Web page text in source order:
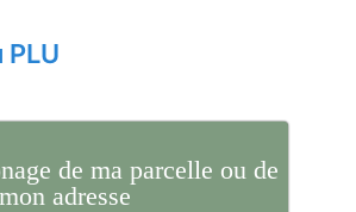
PLU
de ma parcelle ou de
mon adresse